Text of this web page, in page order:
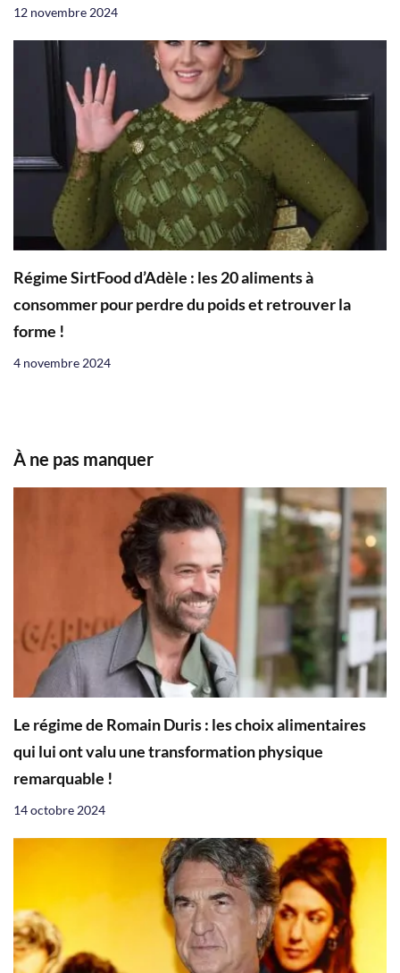
12 novembre 2024
Régime SirtFood d’Adèle : les 20 aliments à
consommer pour perdre du poids et retrouver la
forme !
4 novembre 2024
À ne pas manquer
Le régime de Romain Duris : les choix alimentaires
qui lui ont valu une transformation physique
remarquable !
14 octobre 2024